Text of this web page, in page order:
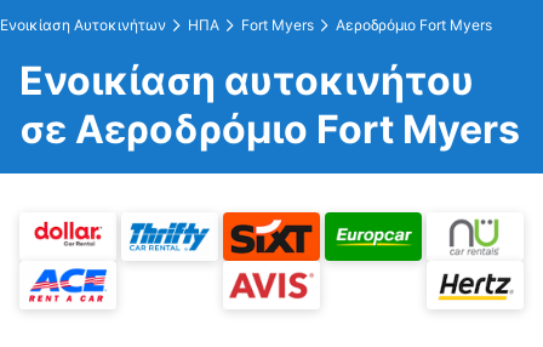
Ενοικίαση Αυτοκινήτων ΗΠΑ Fort Myers Αεροδρόμιο Fort Myers
Ενοικίαση αυτοκινήτου
σε Αεροδρόμιο Fort Myers